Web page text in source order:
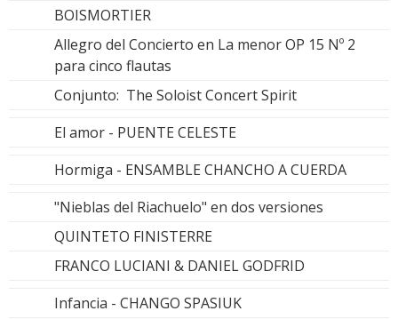
BOISMORTIER
Allegro del Concierto en La menor OP 15 Nº 2
para cinco flautas
Conjunto: The Soloist Concert Spirit
El amor - PUENTE CELESTE
Hormiga - ENSAMBLE CHANCHO A CUERDA
"Nieblas del Riachuelo" en dos versiones
QUINTETO FINISTERRE
FRANCO LUCIANI & DANIEL GODFRID
Infancia - CHANGO SPASIUK